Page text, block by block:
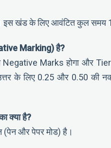
इस खंड के लिए आवंटित कुल समय
Marking) है?
Negative Marks होगा और
के लिए 0.25 और 0.50 की
क्या है?
(पेन और पेपर मोड) है।